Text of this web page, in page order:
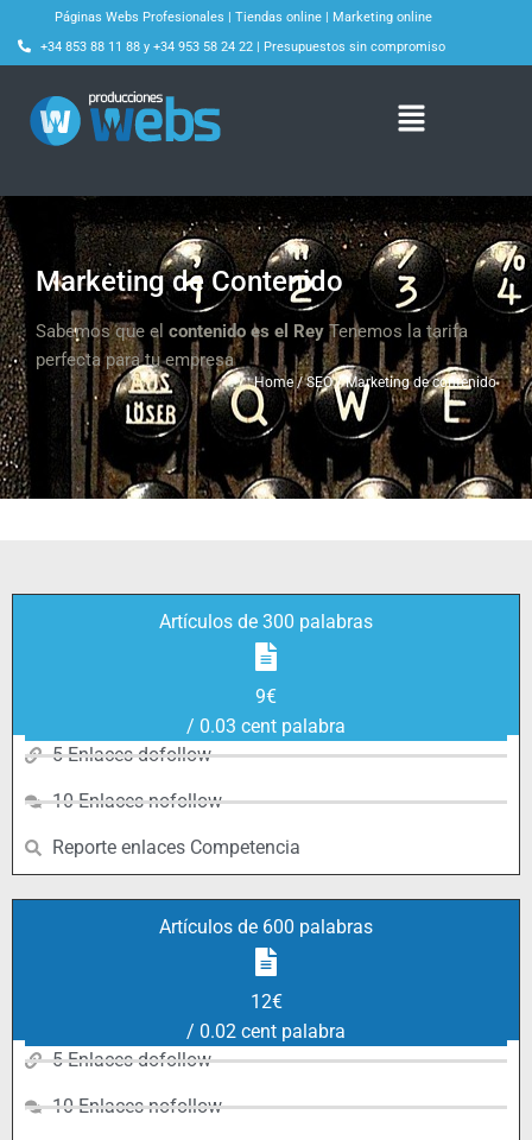
Páginas Webs Profesionales | Tiendas online | Marketing online
+34 853 88 11 88 y +34 953 58 24 22 | Presupuestos sin compromiso
Marketing de Contenido
Sabemos que el contenido es el Rey Tenemos la tarifa
perfecta para tu empresa
Home / SEO / Marketing de contenido
Artículos de 300 palabras
9€
/ 0.03 cent palabra
5 Enlaces dofollow
10 Enlaces nofollow
Reporte enlaces Competencia
Artículos de 600 palabras
12€
/ 0.02 cent palabra
5 Enlaces dofollow
10 Enlaces nofollow